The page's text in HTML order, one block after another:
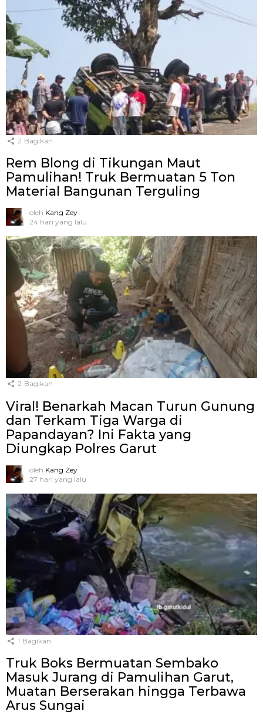
2 Bagikan
Rem Blong di Tikungan Maut
Pamulihan! Truk Bermuatan 5 Ton
Material Bangunan Terguling
oleh Kang Zey
24 hari yang lalu
2 Bagikan
Viral! Benarkah Macan Turun Gunung
dan Terkam Tiga Warga di
Papandayan? Ini Fakta yang
Diungkap Polres Garut
oleh Kang Zey
27 hari yang lalu
1 Bagikan
Truk Boks Bermuatan Sembako
Masuk Jurang di Pamulihan Garut,
Muatan Berserakan hingga Terbawa
Arus Sungai